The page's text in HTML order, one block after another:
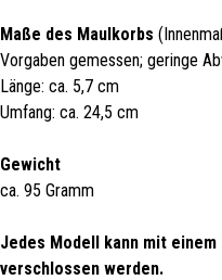
Maße des Maulkorbs
Vorgaben gemessen; geringe
Länge: ca. 5,7 cm
Umfang: ca. 24,5 cm
Gewicht
ca. 95 Gramm
Jedes Modell kann mit
verschlossen werden.